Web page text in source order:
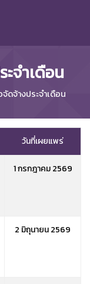
จำเดือน
ดจ้างประจำเดือน
วันที่เผยแพร่
1 กรกฎาคม 2569
2 มิถุนายน 2569